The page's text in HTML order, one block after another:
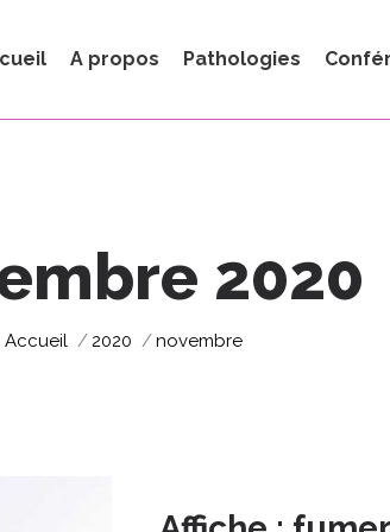
A propos Pathologies
2020
Vous êtes ici :
Accueil 2020 novembre